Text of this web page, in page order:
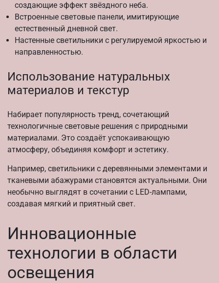
создающие эффект звёздного неба.
Встроенные световые панели, имитирующие
естественный дневной свет.
Настенные светильники с регулируемой яркостью и
направленностью.
Использование натуральных
материалов и текстур
Набирает популярность тренд, сочетающий
технологичные световые решения с природными
материалами. Это создаёт успокаивающую
атмосферу, объединяя комфорт и эстетику.
Например, светильники с деревянными элементами и
тканевыми абажурами становятся актуальными. Они
необычно выглядят в сочетании с LED-лампами,
создавая мягкий и приятный свет.
Инновационные
технологии в области
освещения